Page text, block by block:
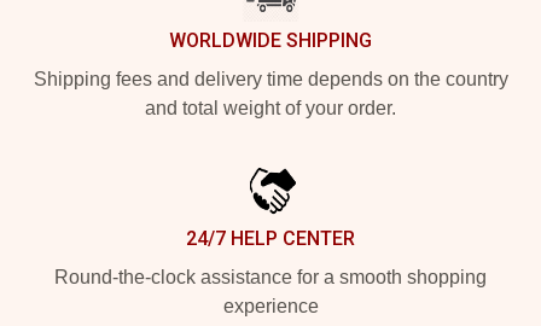
WORLDWIDE SHIPPING
Shipping fees and delivery time depends on the country
and total weight of your order.
24/7 HELP CENTER
Round-the-clock assistance for a smooth shopping
experience